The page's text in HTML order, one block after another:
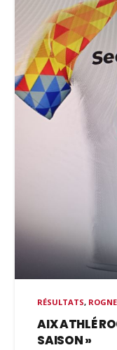
RÉSULTATS,
AIX ATHLÉ
SAISON »